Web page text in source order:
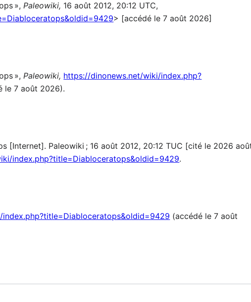
»,Paleowiki, 16 août 2012, 20:12 UTC,
> [accédé le 7 août 2026]
»,Paleowiki, https://dinonews.net/wiki/index.php?
le 7 août 2026).
[Internet]. Paleowiki ; 16 août 2012, 20:12 TUC [cité le 2026
index.php?title=Diabloceratops&oldid=9429.
(accédé le 7 août